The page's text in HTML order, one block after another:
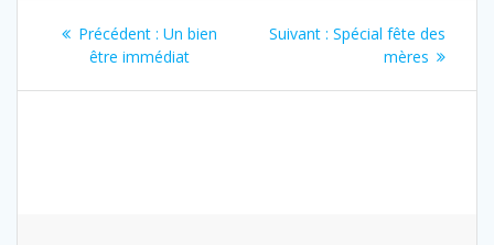
Navigation
Précédent : Article
précédent
Un bien
être immédiat
Suivant : Article
Spécial fête des
mères